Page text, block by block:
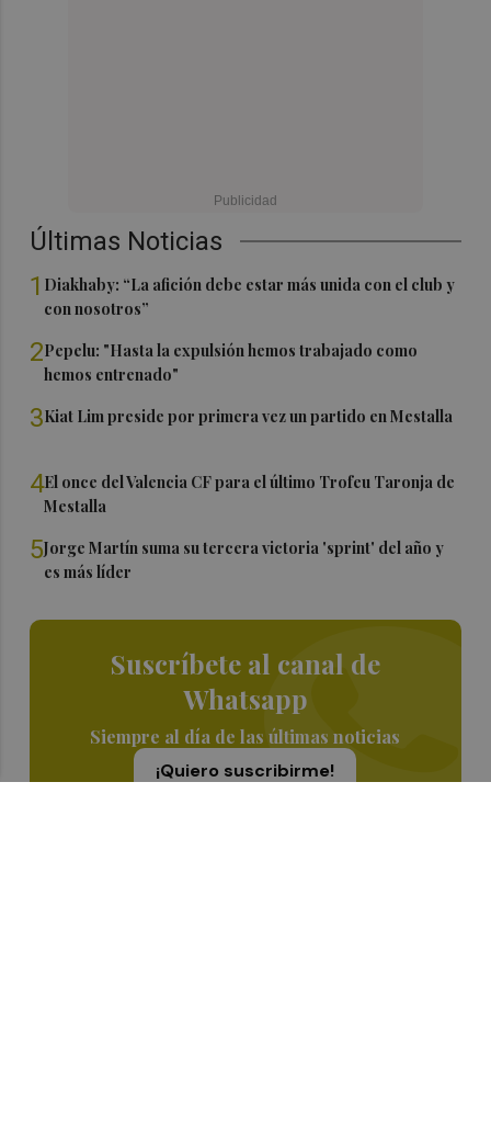
Últimas Noticias
1 Diakhaby: “La afición debe estar más unida con el club y
con nosotros”
2Pepelu: "Hasta la expulsión hemos trabajado como
hemos entrenado"
3Kiat Lim preside por primera vez un partido en Mestalla
4El once del Valencia CF para el último Trofeu Taronja de
Mestalla
5Jorge Martín suma su tercera victoria 'sprint' del año y
es más líder
Suscríbete al canal de
Whatsapp
Siempre al día de las últimas noticias
¡Quiero suscribirme!